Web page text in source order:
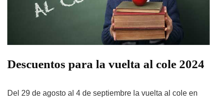
Descuentos para la vuelta al cole 2024
Del 29 de agosto al 4 de septiembre la vuelta al cole en